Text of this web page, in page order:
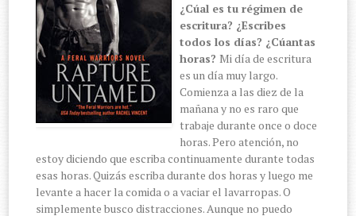
¿Cúal es tu régimen de
escritura? ¿Escribes
todos los días? ¿Cúantas
horas?Mi día de escritura
es un día muy largo.
Comienza a las diez de la
mañana y no es raro que
trabaje durante once o doce
horas. Pero atención, no
estoy diciendo que escriba continuamente durante todas
esas horas. Quizás escriba durante dos horas y luego me
levante a hacer la comida o a vaciar el lavarropas. O
simplemente busco distracciones. Aunque no puedo